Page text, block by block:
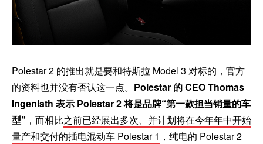
Polestar 2 的推出就是要和特斯拉 Model 3 对标的，官方
的资料也并没有否认这一点。 Polestar 的 CEO Thomas
Ingenlath 表示 Polestar 2 将是品牌“第一款担当销量的车
型” ，而相比之前已经展出多次、并计划将在今年年中开始
量产和交付的插电混动车 Polestar 1 ，纯电的 Polestar 2